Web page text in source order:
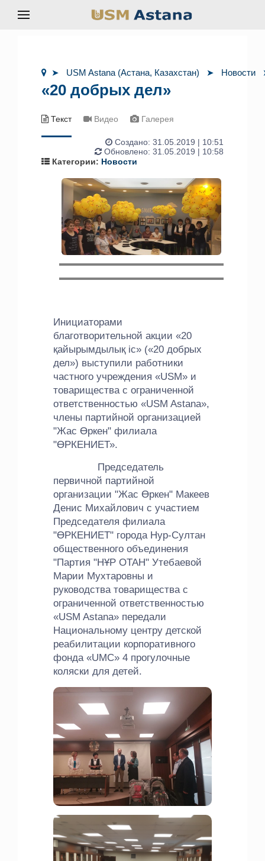
USM Astana (Астана, Казахстан) Новости
«20 добрых дел»
Текст Видео Галерея
Создано: 31.05.2019 | 10:51
Обновлено: 31.05.2019 | 10:58
Категории: Новости
Инициаторами
благотворительной акции «20
қайырымдылық іс» («20 добрых
дел») выступили работники
частного учреждения «USM» и
товарищества с ограниченной
ответственностью «USM Astana»,
члены партийной организацией
"Жас Өркен" филиала
"ӨРКЕНИЕТ».
Председатель
первичной партийной
организации "Жас Өркен" Макеев
Денис Михайлович с участием
Председателя филиала
"ӨРКЕНИЕТ" города Нур-Султан
общественного объединения
"Партия "НҰР ОТАН" Утебаевой
Марии Мухтаровны и
руководства товарищества с
ограниченной ответственностью
«USM Astana» передали
Национальному центру детской
реабилитации корпоративного
фонда «UMC» 4 прогулочные
коляски для детей.